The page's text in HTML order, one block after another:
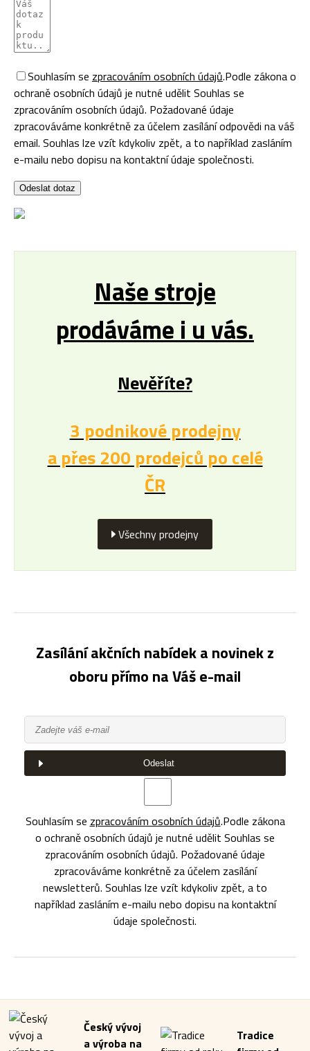
Souhlasím se zpracováním osobních údajů.Podle zákona o
ochraně osobních údajů je nutné udělit Souhlas se
zpracováním osobních údajů. Požadované údaje
zpracováváme konkrétně za účelem zasílání odpovědi na váš
email. Souhlas lze vzít kdykoliv zpět, a to například zasláním
e-mailu nebo dopisu na kontaktní údaje společnosti.
Odeslat dotaz
Naše stroje
prodáváme i u vás.
Nevěříte?
3 podnikové prodejny
a přes 200 prodejců po celé
ČR
Všechny prodejny
Zasílání akčních nabídek a novinek z
oboru přímo na Váš e-mail
Odeslat
Souhlasím se zpracováním osobních údajů.Podle zákona
o ochraně osobních údajů je nutné udělit Souhlas se
zpracováním osobních údajů. Požadované údaje
zpracováváme konkrétně za účelem zasílání
newsletterů. Souhlas lze vzít kdykoliv zpět, a to
například zasláním e-mailu nebo dopisu na kontaktní
údaje společnosti.
Český vývoj
a výroba na
Tradice